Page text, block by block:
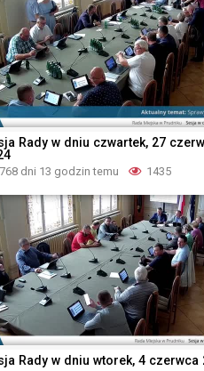
Rady w dniu czwartek, 27
768 dni 13 godzin temu 1435
Rady w dniu wtorek, 4 czerwca